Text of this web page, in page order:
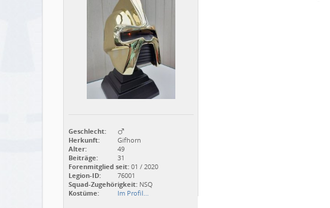
Geschlecht:
Herkunft:
Gifhorn
Alter:
49
Beiträge:
31
Forenmitglied seit: 01 / 2020
Legion-ID:
76001
Squad-Zugehörigkeit: NSQ
Kostüme:
Im Profil...